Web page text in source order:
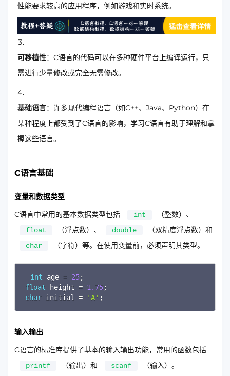
性能要求较高的应用程序，例如游戏和实时系统。
可移植性：C语言的代码可以在多种硬件平台上编译运行，只
需进行少量修改或完全无需修改。
基础语言：许多现代编程语言（如C++、Java、Python）在
某种程度上都受到了C语言的影响，学习C语言有助于理解和掌
握这些语言。
C语言基础
变量和数据类型
C语言中常用的基本数据类型包括
int （整数）、
float （浮点数）、 double （双精度浮点数）和
char （字符）等。在使用变量前，必须声明其类型。
int age = 25;
float height = 1.75;
char initial = 'A' ;
输入输出
C语言的标准库提供了基本的输入输出功能，常用的函数包括
printf （输出）和 scanf （输入）。